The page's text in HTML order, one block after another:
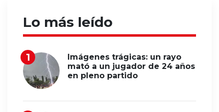
Lo más leído
Imágenes trágicas: un rayo
mató a un jugador de 24 años
en pleno partido